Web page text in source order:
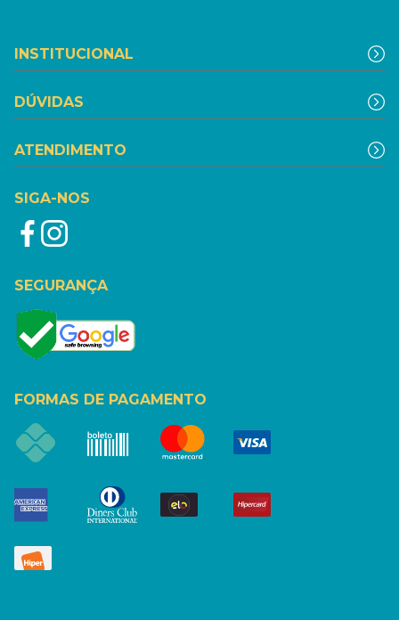
INSTITUCIONAL
DÚVIDAS
ATENDIMENTO
SIGA-NOS
SEGURANÇA
FORMAS DE PAGAMENTO